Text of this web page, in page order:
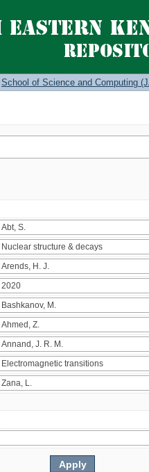
School of Science and Computing